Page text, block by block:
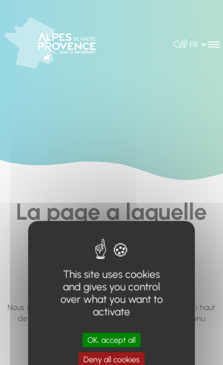
Rechercher
Choisir la
La page a laquelle
vous cherchez à
accéder n'existe
pas... ou plus.
Nous vous invitons à utiliser le moteur de recherche en haut
de page, ou à utiliser le menu pour trouver le contenu
Retour à l'accueil
This site uses cookies
and gives you control
over what you want to
activate
OK, accept all
Deny all cookies